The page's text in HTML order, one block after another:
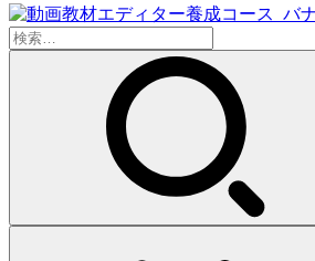
検
索: